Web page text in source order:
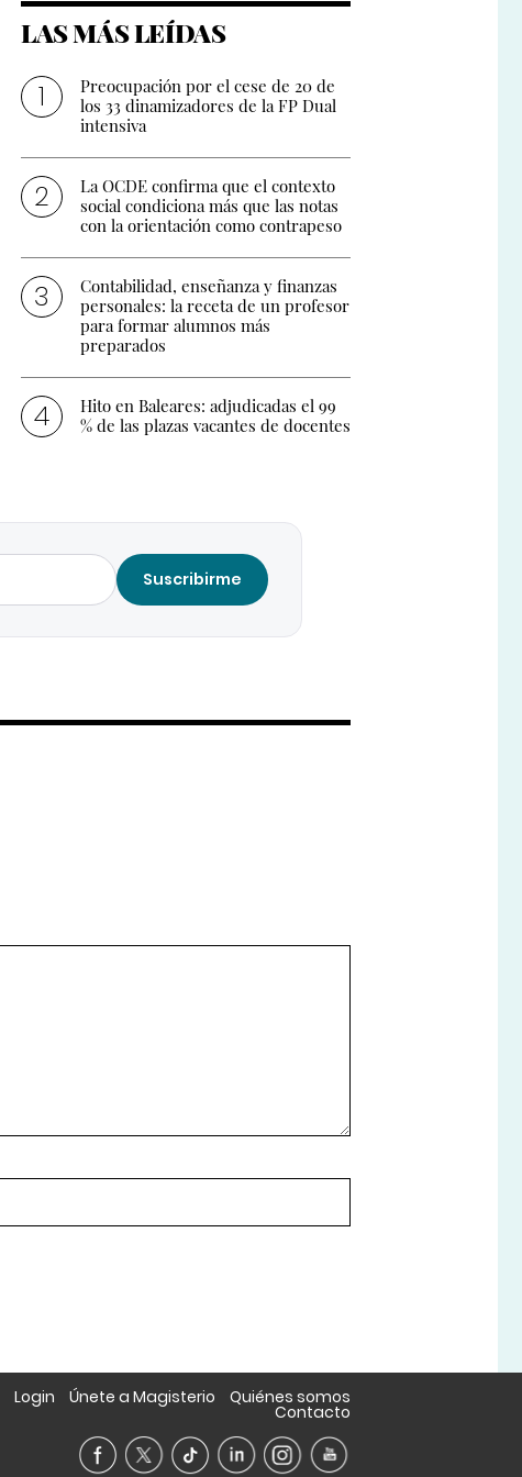
LAS MÁS LEÍDAS
Preocupación por el cese de 20 de
los 33 dinamizadores de la FP Dual
intensiva
La OCDE confirma que el contexto
social condiciona más que las notas
con la orientación como contrapeso
Contabilidad, enseñanza y finanzas
personales: la receta de un profesor
para formar alumnos más
preparados
Hito en Baleares: adjudicadas el 99
% de las plazas vacantes de docentes
Suscribirme
Login Únete a Magisterio Quiénes somos
Contacto